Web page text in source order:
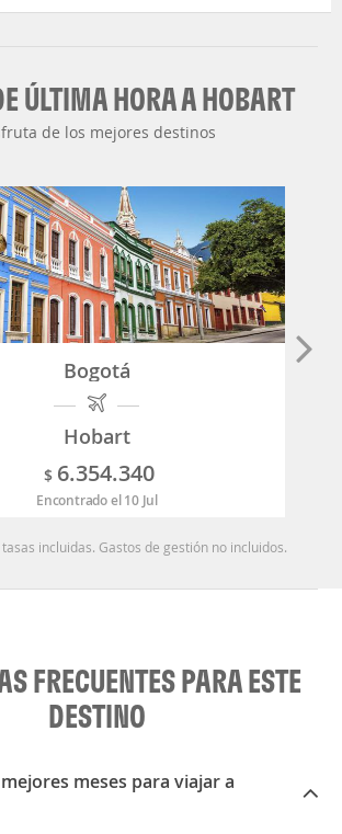
ÚLTIMA HORA A HOBART
de los mejores destinos
Bogotá
Hobart
$ 6.354.340
Encontrado el 10 Jul
incluidas. Gastos de gestión no incluidos.
FRECUENTES PARA ESTE
DESTINO
meses para viajar a